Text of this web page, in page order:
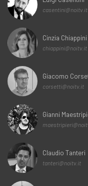
casentini@noitv.it
Cinzia Chiappini
chiappini@noitv.it
Giacomo
corsetti@noitv.it
Gianni
Claudio Tanteri
tanteri@noitv.it